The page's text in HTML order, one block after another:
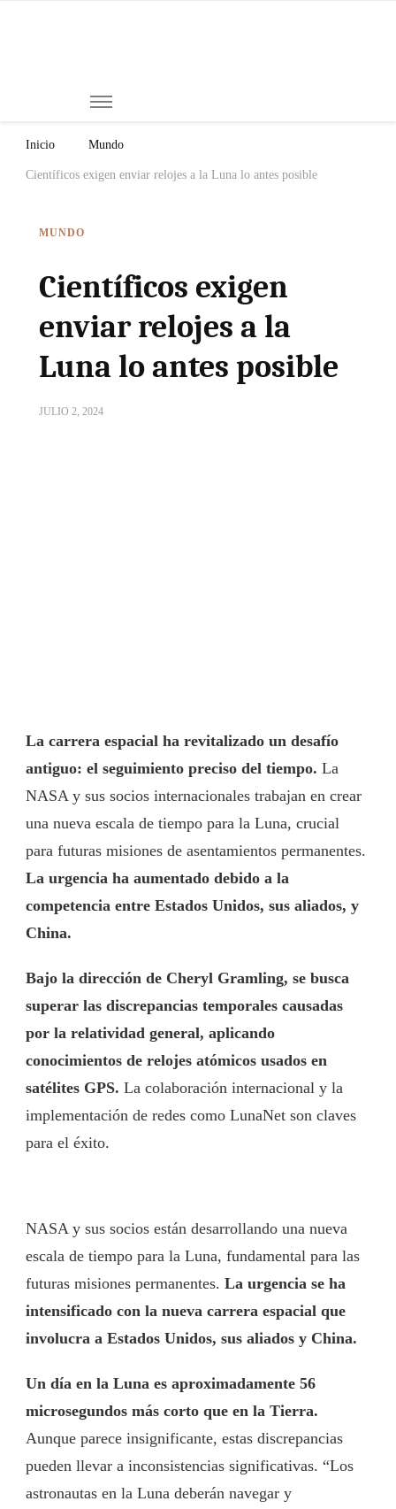
Inicio Mundo
Científicos exigen enviar relojes a la Luna lo antes posible
MUNDO
Científicos exigen
enviar relojes a la
Luna lo antes posible
JULIO 2, 2024
La carrera espacial ha revitalizado un desafío
antiguo: el seguimiento preciso del tiempo. La
NASA y sus socios internacionales trabajan en crear
una nueva escala de tiempo para la Luna, crucial
para futuras misiones de asentamientos permanentes.
La urgencia ha aumentado debido a la
competencia entre Estados Unidos, sus aliados, y
China.
Bajo la dirección de Cheryl Gramling, se busca
superar las discrepancias temporales causadas
por la relatividad general, aplicando
conocimientos de relojes atómicos usados en
satélites GPS. La colaboración internacional y la
implementación de redes como LunaNet son claves
para el éxito.
NASA y sus socios están desarrollando una nueva
escala de tiempo para la Luna, fundamental para las
futuras misiones permanentes. La urgencia se ha
intensificado con la nueva carrera espacial que
involucra a Estados Unidos, sus aliados y China.
Un día en la Luna es aproximadamente 56
microsegundos más corto que en la Tierra.
Aunque parece insignificante, estas discrepancias
pueden llevar a inconsistencias significativas. “Los
astronautas en la Luna deberán navegar y